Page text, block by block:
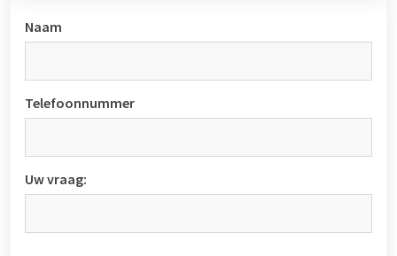
Naam
Telefoonnummer
Uw vraag: